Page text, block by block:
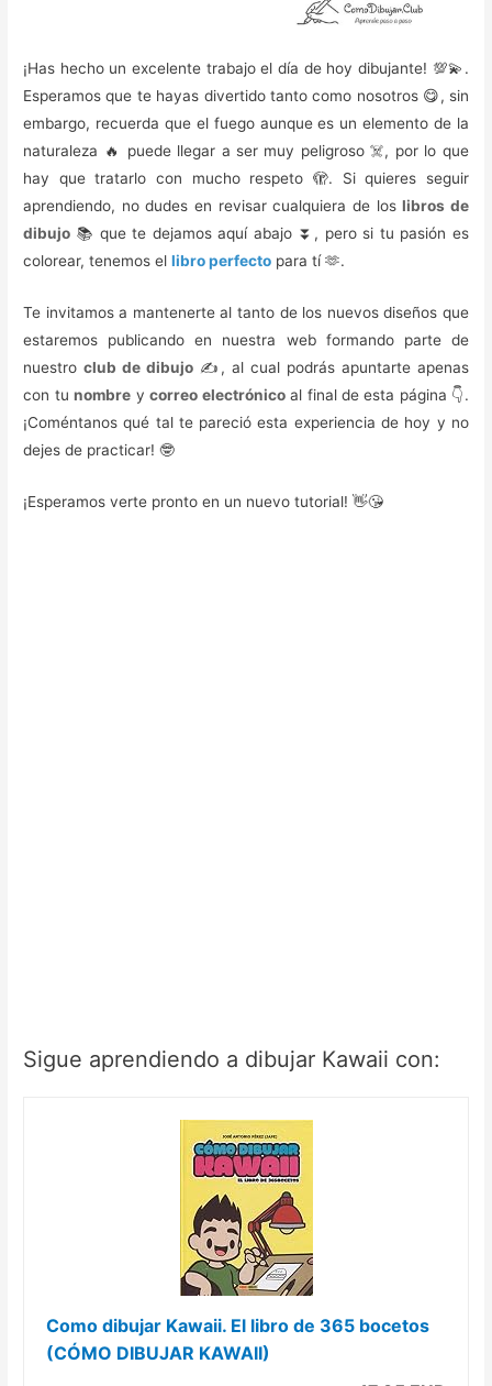
¡Has hecho un excelente trabajo el día de hoy dibujante! 💯💫.
Esperamos que te hayas divertido tanto como nosotros 😋, sin
embargo, recuerda que el fuego aunque es un elemento de la
naturaleza 🔥 puede llegar a ser muy peligroso ☠️, por lo que
hay que tratarlo con mucho respeto 🫣. Si quieres seguir
aprendiendo, no dudes en revisar cualquiera de loslibros de
dibujo 📚 que te dejamos aquí abajo ⏬, pero si tu pasión es
colorear, tenemos ellibro perfecto para tí 🫶.
Te invitamos a mantenerte al tanto de los nuevos diseños que
estaremos publicando en nuestra web formando parte de
nuestroclub de dibujo ✍️, al cual podrás apuntarte apenas
con tunombre ycorreo electrónicoal final de esta página 👇.
¡Coméntanos qué tal te pareció esta experiencia de hoy y no
dejes de practicar! 🤓
¡Esperamos verte pronto en un nuevo tutorial! 👋😘
Sigue aprendiendo a dibujar Kawaii con:
Como dibujar Kawaii. El libro de 365 bocetos
(CÓMO DIBUJAR KAWAII)